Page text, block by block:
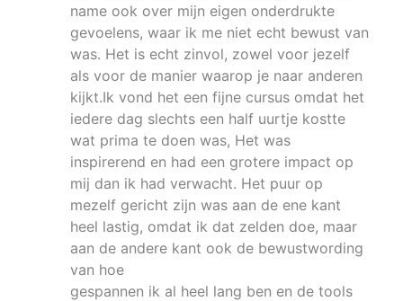
name ook over mijn eigen onderdrukte
gevoelens, waar ik me niet echt bewust van
was. Het is echt zinvol, zowel voor jezelf
als voor de manier waarop je naar anderen
kijkt.Ik vond het een fijne cursus omdat het
iedere dag slechts een half uurtje kostte
wat prima te doen was, Het was
inspirerend en had een grotere impact op
mij dan ik had verwacht. Het puur op
mezelf gericht zijn was aan de ene kant
heel lastig, omdat ik dat zelden doe, maar
aan de andere kant ook de bewustwording
van hoe
gespannen ik al heel lang ben en de tools